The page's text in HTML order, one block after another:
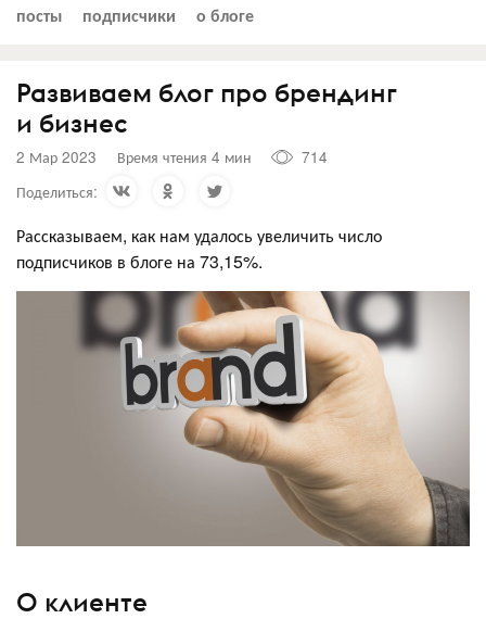
посты подписчики о блоге
Развиваем блог про брендинг
и бизнес
2 Мар 2023 Время чтения 4 мин
714
Поделиться:
Рассказываем, как нам удалось увеличить число
подписчиков в блоге на 73,15%.
О клиенте